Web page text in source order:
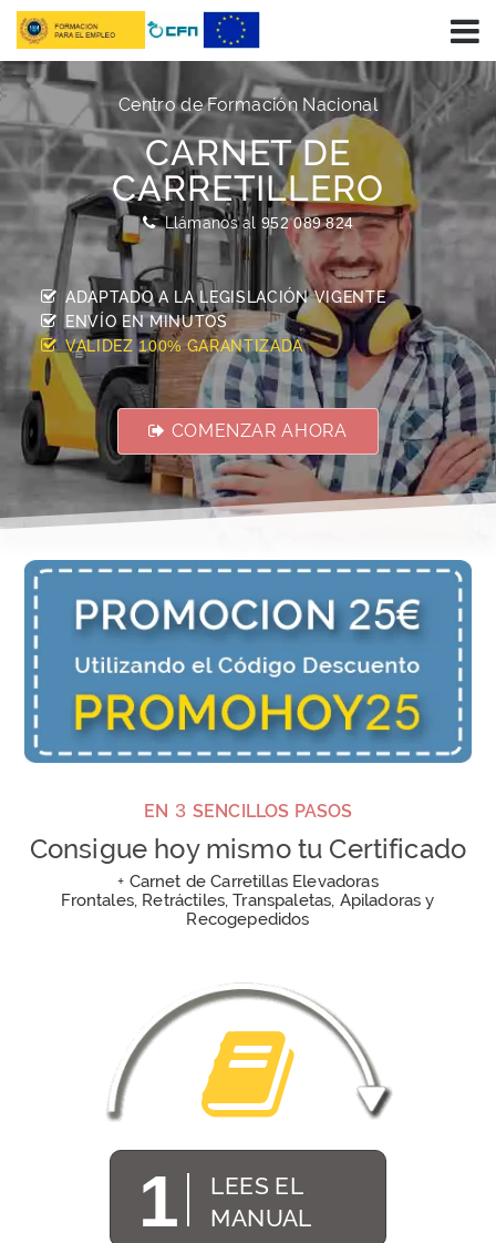
Centro de Formación Nacional
CARNET DE
CARRETILLERO
Llámanos al 952 089 824
ADAPTADO A LA LEGISLACIÓN VIGENTE
ENVÍO ENMINUTOS
VALIDEZ100% GARANTIZADA
COMENZAR AHORA
EN 3 SENCILLOS PASOS
Consigue hoy mismo tu Certificado
+ Carnet de Carretillas Elevadoras
Frontales, Retráctiles, Transpaletas, Apiladoras y
Recogepedidos
1
LEES EL
MANUAL